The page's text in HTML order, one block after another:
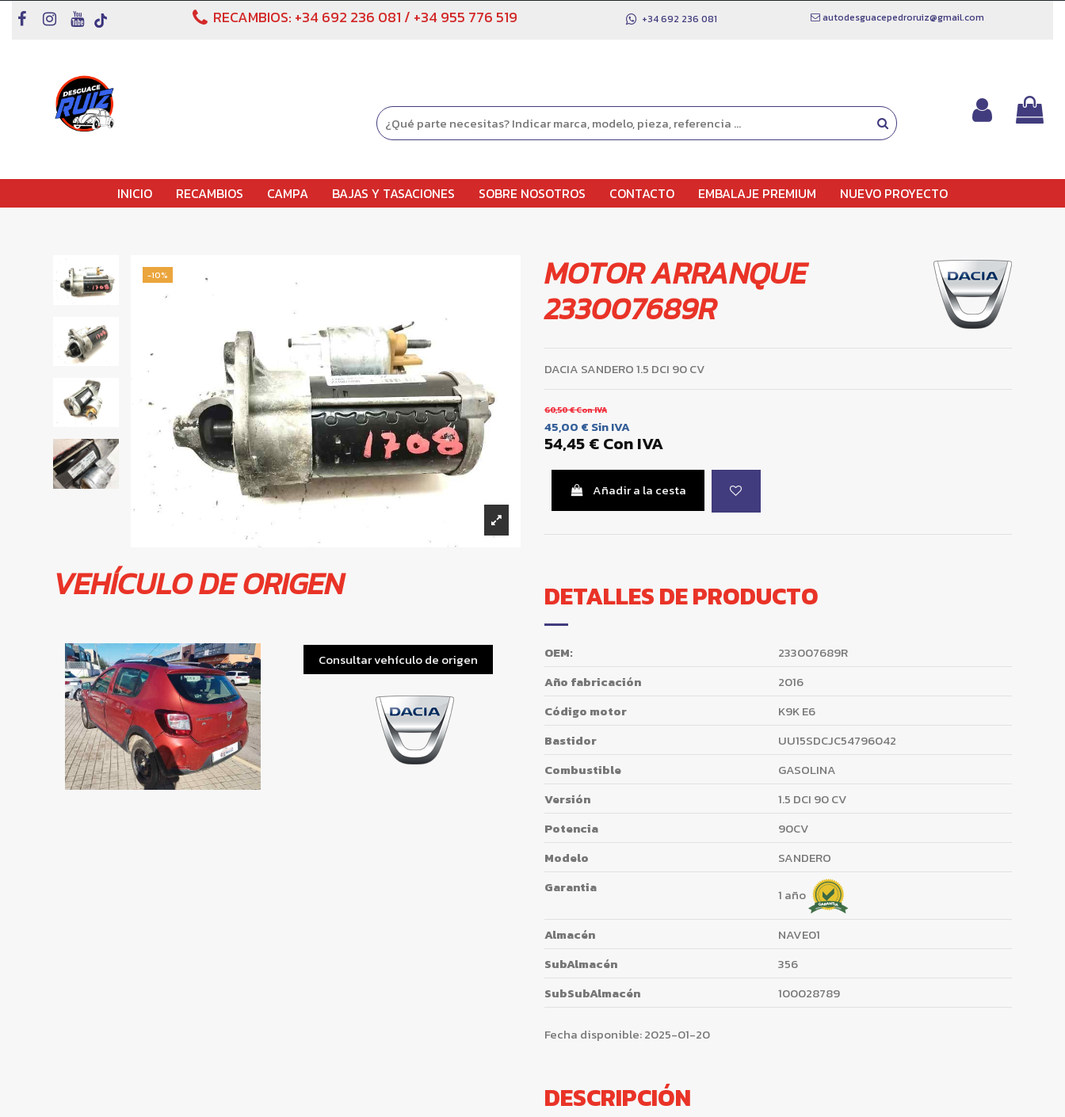
RECAMBIOS: +34 692 236 081 / +34 955 776 519 +34 692 236 081 autodesguacepedroruiz@gmail.com
INICIO RECAMBIOS CAMPA BAJAS Y TASACIONES SOBRE NOSOTROS CONTACTO EMBALAJE PREMIUM NUEVO PROYECTO
-10%
VEHÍCULO DE ORIGEN
Consultar vehículo de origen
MOTOR ARRANQUE
233007689R
DACIA SANDERO 1.5 DCI 90 CV
60,50 €Con IVA
45,00 € Sin IVA
54,45 €Con IVA
Añadir a la cesta
DETALLES DE PRODUCTO
OEM:
233007689R
Año fabricación
2016
Código motor
K9K E6
Bastidor
UU15SDCJC54796042
Combustible
GASOLINA
Versión
1.5 DCI 90 CV
Potencia
90CV
Modelo
SANDERO
Garantia
1 año
Almacén
NAVE01
SubAlmacén
356
SubSubAlmacén
100028789
Fecha disponible:2025-01-20
DESCRIPCIÓN